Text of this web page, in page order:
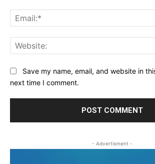
Save my name, email, and website in
next time I comment.
- Advertisment -